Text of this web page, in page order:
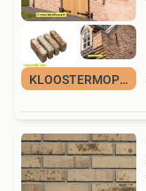
KLOOSTERMOPPEN